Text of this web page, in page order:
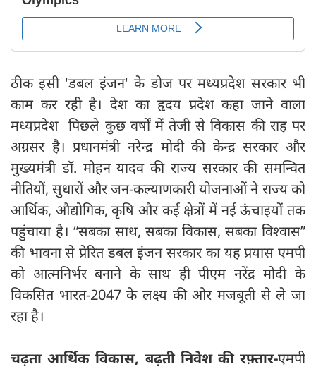
ठीक इसी 'डबल इंजन' के डोज पर मध्यप्रदेश सरकार भी
काम कर रही है। देश का हृदय प्रदेश कहा जाने वाला
मध्यप्रदेश पिछले कुछ वर्षों में तेजी से विकास की राह पर
अग्रसर है। प्रधानमंत्री नरेन्द्र मोदी की केन्द्र सरकार और
मुख्यमंत्री डॉ. मोहन यादव की राज्य सरकार की समन्वित
नीतियों, सुधारों और जन-कल्याणकारी योजनाओं ने राज्य को
आर्थिक, औद्योगिक, कृषि और कई क्षेत्रों में नई ऊंचाइयों तक
पहुंचाया है। “सबका साथ, सबका विकास, सबका विश्वास”
की भावना से प्रेरित डबल इंजन सरकार का यह प्रयास एमपी
को आत्मनिर्भर बनाने के साथ ही पीएम नरेंद्र मोदी के
विकसित भारत-2047 के लक्ष्य की ओर मजबूती से ले जा
रहा है।
चढ़ता आर्थिक विकास, बढ़ती निवेश की रफ़्तार-एमपी